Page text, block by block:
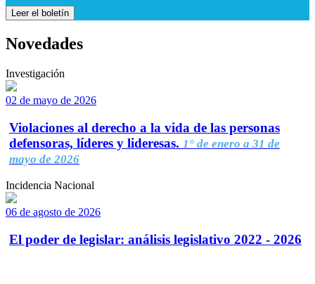
Leer el boletín
Novedades
Investigación
02 de mayo de 2026
Violaciones al derecho a la vida de las personas
defensoras, líderes y lideresas. 1° de enero a 31 de
mayo de 2026
Incidencia Nacional
06 de agosto de 2026
El poder de legislar: análisis legislativo 2022 - 2026